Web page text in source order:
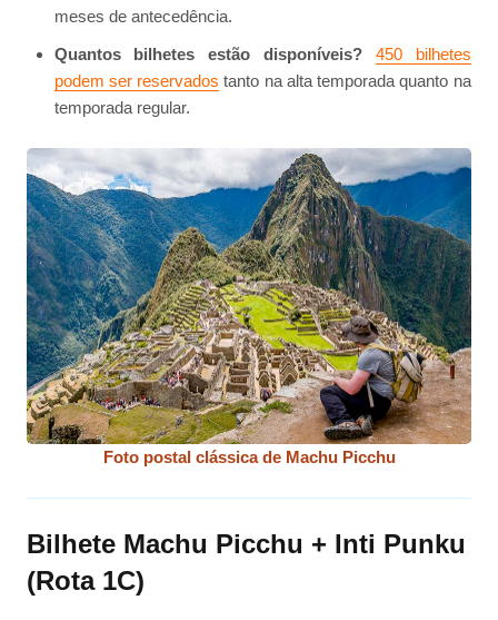
meses de antecedência.
Quantos bilhetes estão disponíveis?
450 bilhetes
podem ser reservados tanto na alta temporada quanto na
temporada regular.
Foto postal clássica de Machu Picchu
Bilhete Machu Picchu + Inti Punku
(Rota 1C)